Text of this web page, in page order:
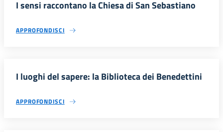
I sensi raccontano la Chiesa di San Sebastiano
APPROFONDISCI
I luoghi del sapere: la Biblioteca dei Benedettini
APPROFONDISCI